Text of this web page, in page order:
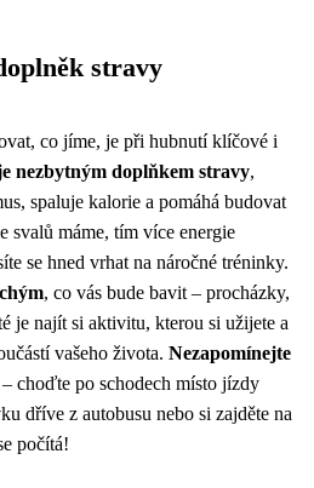
stravy
co jíme, je při hubnutí klíčové i
nezbytným doplňkem stravy,
spaluje kalorie a pomáhá budovat
svalů máme, tím více energie
se hned vrhat na náročné tréninky.
, co vás bude bavit – procházky,
je najít si aktivitu, kterou si užijete a
vašeho života. Nezapomínejte
– choďte po schodech místo jízdy
dříve z autobusu nebo si zajděte na
počítá!